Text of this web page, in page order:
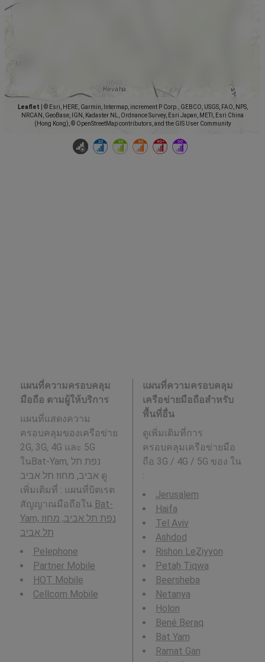
Leaflet
© Esri, HERE, Garmin, Intermap, increment P Corp., GEBCO, USGS, FAO, NPS,
NRCAN, GeoBase, IGN, Kadaster NL, Ordnance Survey, Esri Japan, METI, Esri China
(Hong Kong), © OpenStreetMap contributors, and the GIS User Community
แผนที่ความครอบคลุม
มือถือ ตามผู้ให้บริการ
แผนที่แสดงความ
ครอบคลุมของเครือข่าย
2G, 3G, 4G และ 5G
ในBat-Yam, נפת תל
אביב, מחוז תל אביב ดู
เพิ่มเติมที่ : แผนที่บิตเรต
สัญญาณมือถือใน Bat-
Yam, נפת תל אביב, מחוז
תל אביב
Pelephone
Partner Mobile
HOT Mobile
Cellcom Mobile
แผนที่ความครอบคลุม
เครือข่ายมือถือสำหรับ
พื้นที่อื่น
ดูเพิ่มเติมที่การ
ครอบคลุมเครือข่ายมือ
ถือ 3G / 4G / 5G ของ ใน
:
Jerusalem
Haifa
Tel Aviv
Ashdod
Rishon LeẔiyyon
Petaẖ Tiqwa
Beersheba
Netanya
H̱olon
Bené Beraq
Bat Yam
Ramat Gan